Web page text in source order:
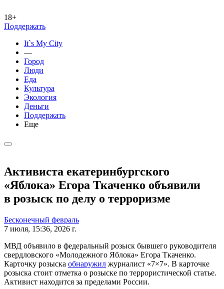
18+
Поддержать
It`s My City
—
Город
Люди
Еда
Культура
Экология
Деньги
Поддержать
Еще
Активиста екатеринбургского
«Яблока» Егора Ткаченко объявили
в розыск по делу о терроризме
Бесконечный февраль
7 июля, 15:36, 2026 г.
МВД объявило в федеральный розыск бывшего руководителя
свердловского «Молодежного Яблока» Егора Ткаченко.
Карточку розыска обнаружил журналист «7×7». В карточке
розыска стоит отметка о розыске по террористической статье.
Активист находится за пределами России.